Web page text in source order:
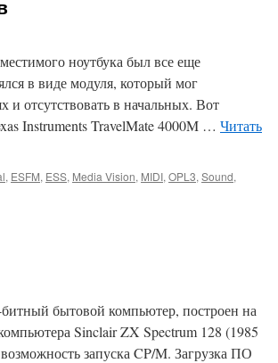
ноутбука был все еще
в виде модуля, который мог
и отсутствовать в начальных. Вот
Instruments TravelMate 4000M … Читать
, ESFM, ESS, Media Vision, MIDI, OPL3, Sound,
бытовой компьютер, построен на
Sinclair ZX Spectrum 128 (1985
запуска CP/M. Загрузка ПО